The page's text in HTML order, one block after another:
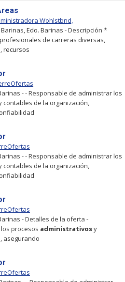
Wohlstbnd,
Edo. Barinas - Descripción *
de carreras diversas,
recursos
- - Responsable de administrar los
contables de la organización,
- - Responsable de administrar los
contables de la organización,
- Detalles de la oferta -
procesos administrativosy
asegurando